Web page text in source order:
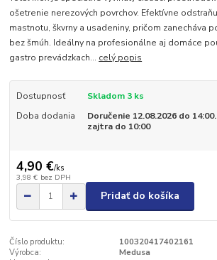
ošetrenie nerezových povrchov. Efektívne
mastnotu, škvrny a usadeniny, pričom zanecháva
bez šmúh. Ideálny na profesionálne aj domáce
gastro prevádzkach... celý popis
Dostupnosť
Skladom 3 ks
Doba dodania
Doručenie 12.08.2026 do
zajtra do 10:00
4,90 €/ks
3,98 € bez DPH
Pridať do košíka
Číslo produktu:
100320417402161
Výrobca:
Medusa